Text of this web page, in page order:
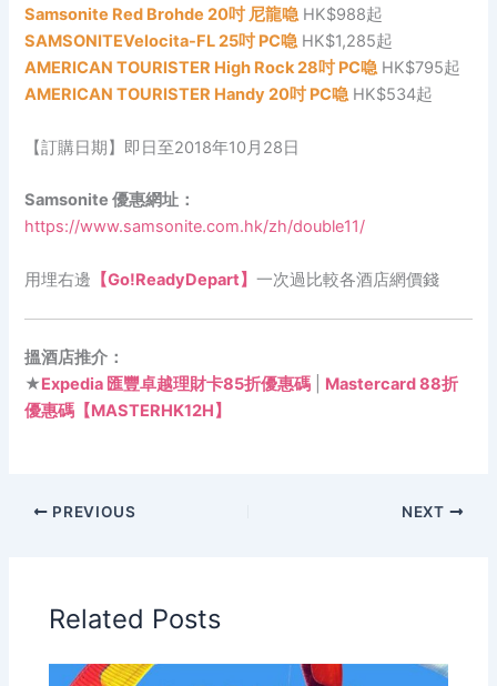
Samsonite Red Brohde 20吋 尼龍喼HK$988起
SAMSONITEVelocita-FL 25吋 PC喼HK$1,285起
AMERICAN TOURISTER High Rock 28吋 PC喼HK$795起
AMERICAN TOURISTER Handy 20吋 PC喼HK$534起
【訂購日期】即日至2018年10月28日
Samsonite 優惠網址：
https://www.samsonite.com.hk/zh/double11/
用埋右邊 【Go!ReadyDepart】一次過比較各酒店網價錢
搵酒店推介：
★Expedia 匯豐卓越理財卡85折優惠碼
Mastercard 88折
優惠碼【MASTERHK12H】
PREVIOUS NEXT
Related Posts